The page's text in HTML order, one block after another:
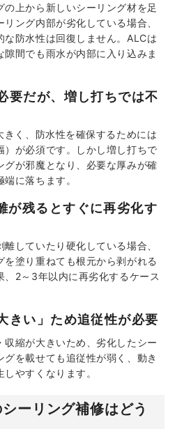
上から新しいシーリング材を足
ング内部が劣化している場合、
防水性は回復しません。ALCは
間でも雨水が内部に入り込みま
要だが、増し打ちでは不
く、防水性を確保するためには
が必須です。しかし増し打ちで
グが邪魔となり、必要な厚みが確
に落ちます。
が残るとすぐに再劣化す
していたり硬化している場合、
塗り重ねても根元から剥がれる
、2～3年以内に再劣化するケース
きい」ため追従性が必要
縮が大きいため、劣化したシー
グを載せても追従性が弱く、動き
やすくなります。
ーリング補修はどう